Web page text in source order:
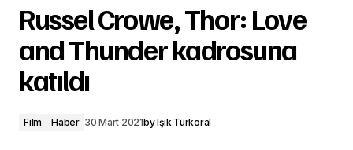
Russel Crowe, Thor: Love
and Thunder kadrosuna
katıldı
Film Haber 30 Mart 2021byIşık Türkoral